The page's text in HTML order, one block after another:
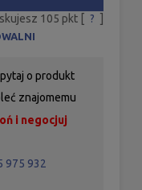
105 pkt [ ? ]
o produkt
znajomemu
i negocjuj
975 932